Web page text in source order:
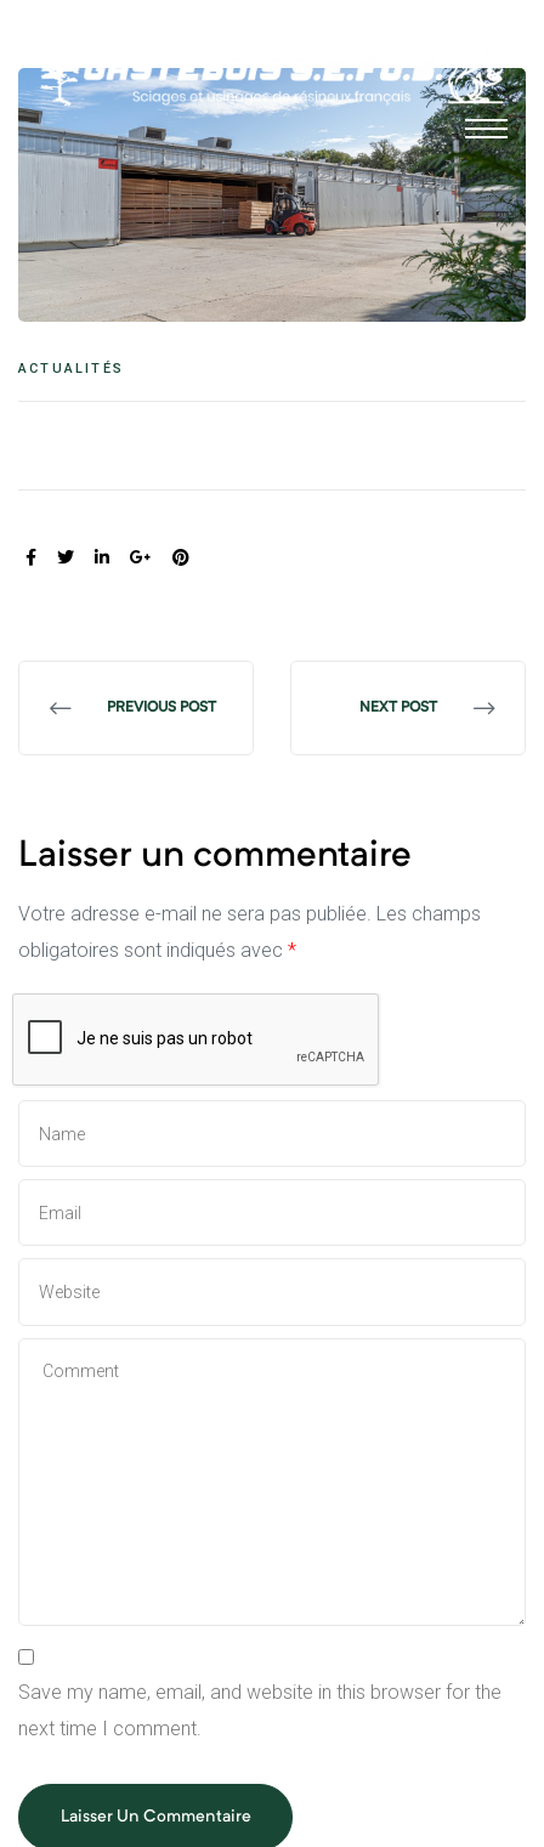
ACTUALITÉS
SHARE:
PREVIOUS POST NEXT POST
Laisser un commentaire
Votre adresse e-mail ne sera pas publiée. Les champs
obligatoires sont indiqués avec *
Save my name, email, and website in this browser for the
next time I comment.